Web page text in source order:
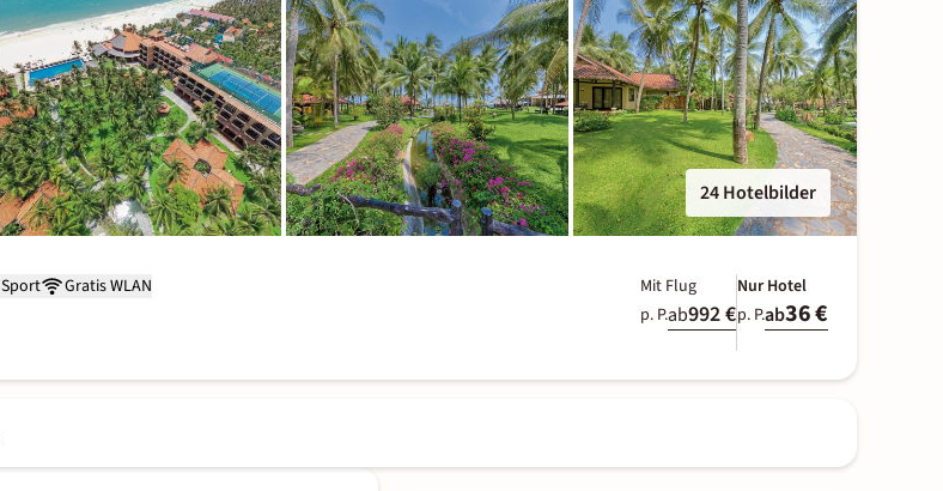
24 Hotelbilder
Sport Gratis WLAN
Mit Flug
p. P.ab992 €
Nur Hotel
p. P.ab36 €